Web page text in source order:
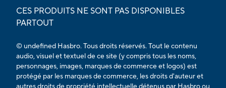
CES PRODUITS NE SONT PAS DISPONIBLES
PARTOUT
© undefined Hasbro. Tous droits réservés. Tout le contenu
audio, visuel et textuel de ce site (y compris tous les noms,
personnages, images, marques de commerce et logos) est
protégé par les marques de commerce, les droits d'auteur et